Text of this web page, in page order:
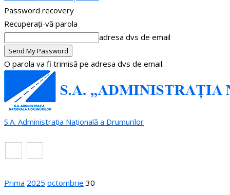
Password recovery
Recuperați-vă parola
adresa dvs de email
O parola va fi trimisă pe adresa dvs de email.
S.A. Administrația Națională a Drumurilor
Prima 2025 octombrie 30